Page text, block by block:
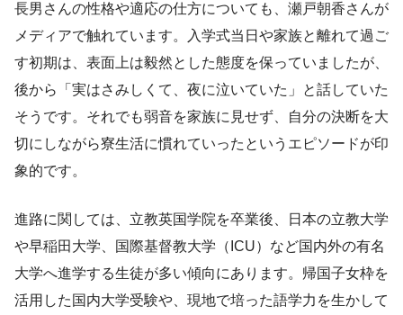
長男さんの性格や適応の仕方についても、瀬戸朝香さんが
メディアで触れています。入学式当日や家族と離れて過ご
す初期は、表面上は毅然とした態度を保っていましたが、
後から「実はさみしくて、夜に泣いていた」と話していた
そうです。それでも弱音を家族に見せず、自分の決断を大
切にしながら寮生活に慣れていったというエピソードが印
象的です。
進路に関しては、立教英国学院を卒業後、日本の立教大学
や早稲田大学、国際基督教大学（ICU）など国内外の有名
大学へ進学する生徒が多い傾向にあります。帰国子女枠を
活用した国内大学受験や、現地で培った語学力を生かして